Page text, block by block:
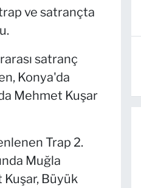
ve satrançta
satranç
Konya'da
Mehmet Kuşar
Trap 2.
Muğla
Büyük